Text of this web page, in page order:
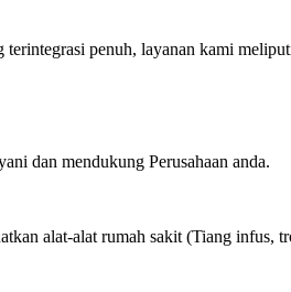
terintegrasi penuh, layanan kami
dan mendukung Perusahaan anda.
alat-alat rumah sakit (Tiang infus,